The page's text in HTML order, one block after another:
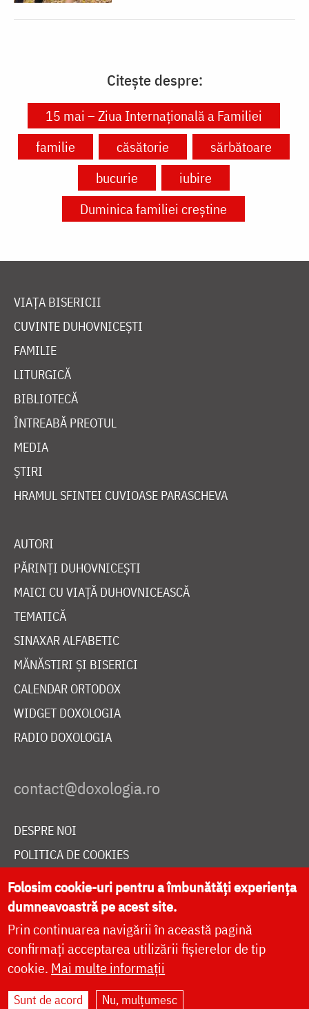
Citește despre:
15 mai – Ziua Internațională a Familiei
familie
căsătorie
sărbătoare
bucurie
iubire
Duminica familiei creștine
VIAȚA BISERICII
CUVINTE DUHOVNICEȘTI
FAMILIE
LITURGICĂ
BIBLIOTECĂ
ÎNTREABĂ PREOTUL
MEDIA
ȘTIRI
HRAMUL SFINTEI CUVIOASE PARASCHEVA
AUTORI
PĂRINȚI DUHOVNICEȘTI
MAICI CU VIAȚĂ DUHOVNICEASCĂ
TEMATICĂ
SINAXAR ALFABETIC
MĂNĂSTIRI ȘI BISERICI
CALENDAR ORTODOX
WIDGET DOXOLOGIA
RADIO DOXOLOGIA
DESPRE NOI
POLITICA DE COOKIES
DONEAZĂ ONLINE PENTRU CATEDRALA NAȚIONALĂ
LIVE
Site dezvoltat deDOXOLOGIA MEDIA
Folosim cookie-uri pentru a îmbunătăți experiența
dumneavoastră pe acest site.
Prin continuarea navigării în această pagină
confirmați acceptarea utilizării fișierelor de tip
cookie. Mai multe informații
Sunt de acord Nu, mulțumesc